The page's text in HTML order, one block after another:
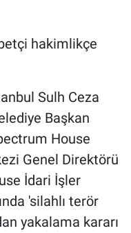
hakimlikçe
Sulh Ceza
Başkan
House
Genel Direktörü
İdari İşler
'silahlı terör
yakalama kararı